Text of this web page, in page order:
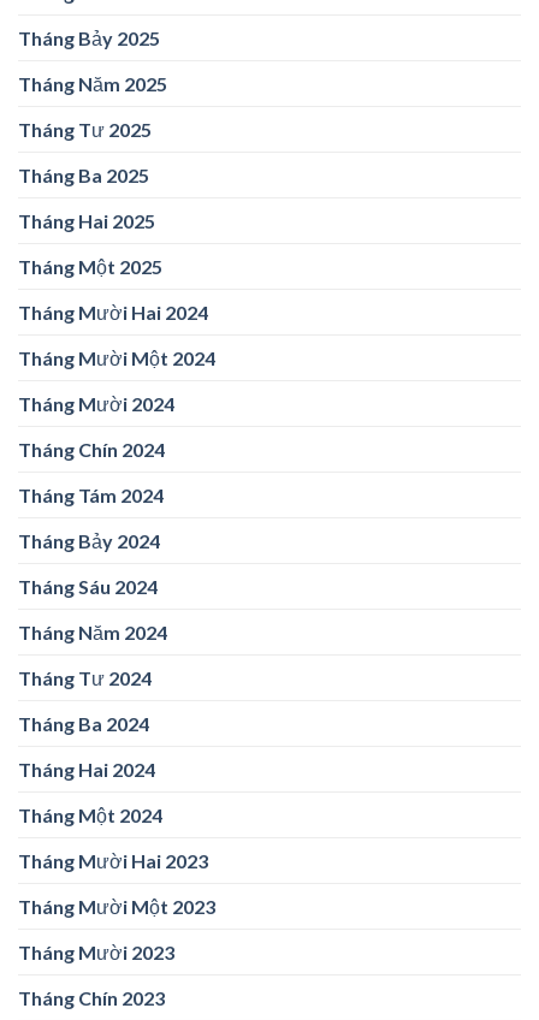
Tháng Bảy 2025
Tháng Năm 2025
Tháng Tư 2025
Tháng Ba 2025
Tháng Hai 2025
Tháng Một 2025
Tháng Mười Hai 2024
Tháng Mười Một 2024
Tháng Mười 2024
Tháng Chín 2024
Tháng Tám 2024
Tháng Bảy 2024
Tháng Sáu 2024
Tháng Năm 2024
Tháng Tư 2024
Tháng Ba 2024
Tháng Hai 2024
Tháng Một 2024
Tháng Mười Hai 2023
Tháng Mười Một 2023
Tháng Mười 2023
Tháng Chín 2023